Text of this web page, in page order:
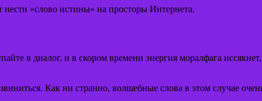
нести «слово истины» на просторы Интернета.
в диалог, и в скором времени энергия моралфага
Как ни странно, волшебные слова в этом случае